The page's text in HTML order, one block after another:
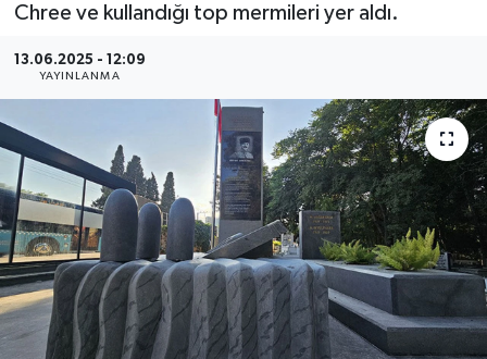
Chree ve kullandığı top mermileri yer aldı.
13.06.2025 - 12:09
YAYINLANMA
Günün Manşetleri
Haber Kuşakları
KANALV Spor
Kültür Sanat
Magazin
Öğle Bülteni
Haber Arşivi